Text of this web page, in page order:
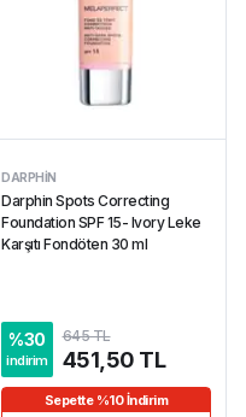
DARPHIN
Darphin Spots Correcting
Foundation SPF 15- Ivory Leke
Karşıtı Fondöten 30 ml
%30
indirim
645 TL
451,50 TL
Sepette %10 İndirim